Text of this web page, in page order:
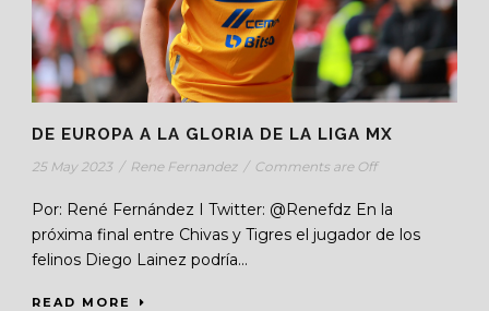
DE EUROPA A LA GLORIA DE LA LIGA MX
25 May 2023 / Rene Fernandez / Comments are Off
Por: René Fernández I Twitter: @Renefdz En la
próxima final entre Chivas y Tigres el jugador de los
felinos Diego Lainez podría...
READ MORE